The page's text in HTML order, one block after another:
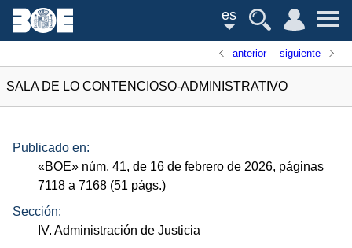
es
anterior siguiente
SALA DE LO CONTENCIOSO-ADMINISTRATIVO
Publicado en:
«BOE» núm. 41, de 16 de febrero de 2026, páginas
7118 a 7168 (51 págs.)
Sección:
IV. Administración de Justicia